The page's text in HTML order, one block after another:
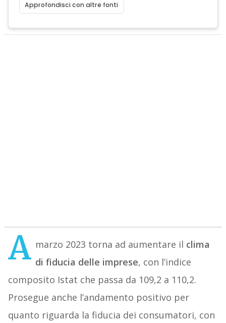
Approfondisci con altre fonti
A marzo 2023 torna ad aumentare il clima
di fiducia delle imprese, con l’indice
composito Istat che passa da 109,2 a 110,2.
Prosegue anche l’andamento positivo per
quanto riguarda la fiducia dei consumatori, con